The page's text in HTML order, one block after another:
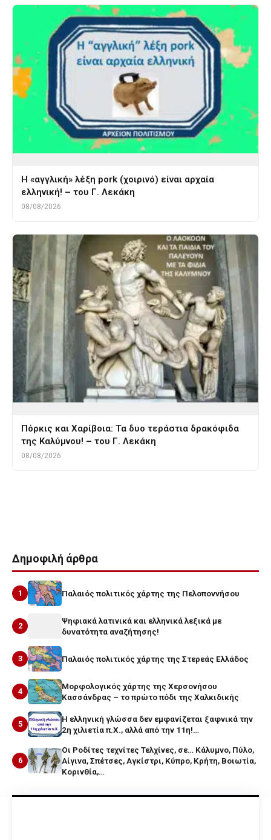
Η «αγγλική» λέξη pork (χοιρινό) είναι αρχαία
ελληνική! – του Γ. Λεκάκη
08/08/2026
Πόρκις και Χαρίβοια: Τα δυο τεράστια δρακόφιδα
της Καλύμνου! – του Γ. Λεκάκη
08/08/2026
Δημοφιλή άρθρα
1 Παλαιός πολιτικός χάρτης της Πελοποννήσου
2
Ψηφιακά λατινικά και ελληνικά λεξικά με
δυνατότητα αναζήτησης!
3 Παλαιός πολιτικός χάρτης της Στερεάς Ελλάδος
4
Μορφολογικός χάρτης της Χερσονήσου
Κασσάνδρας – το πρώτο πόδι της Χαλκιδικής
5
Η ελληνική γλώσσα δεν εμφανίζεται ξαφνικά την
2η χιλιετία π.Χ., αλλά από την 11η!…
6
Οι Ροδίτες τεχνίτες Τελχίνες, σε… Κάλυμνο, Πύλο,
Αίγινα, Σπέτσες, Αγκίστρι, Κύπρο, Κρήτη, Βοιωτία,
Κορινθία,…